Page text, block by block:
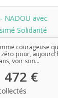
NADOU avec
Solidarité
courageuse
pour,
voir son...
472 €